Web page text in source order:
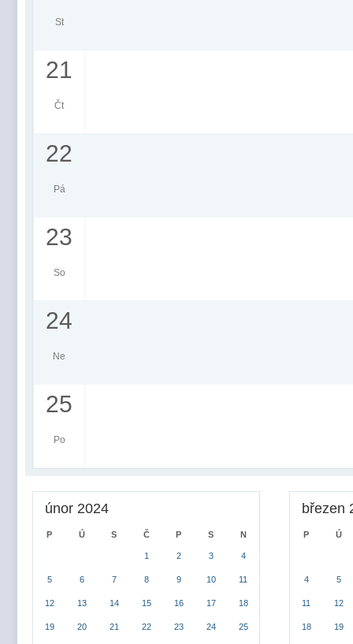
St
21
Čt
22
Pá
23
So
24
Ne
25
Po
únor 2024
P Ú S Č P S N
1 2 3 4
5 6 7 8 9 10 11
12 13 14 15 16 17 18
19 20 21 22 23 24 25
březen
P Ú
4 5
11 12
18 19